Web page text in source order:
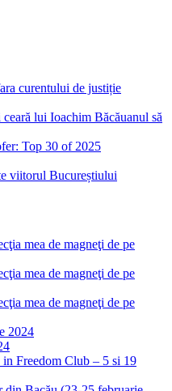
curentului de justiție
lui Ioachim Băcăuanul să
Top 30 of 2025
viitorul Bucureștiului
mea de magneţi de pe
mea de magneţi de pe
mea de magneţi de pe
2024
Freedom Club – 5 si 19